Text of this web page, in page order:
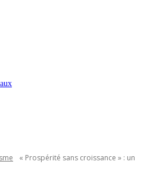
« Prospérité sans croissance » : un